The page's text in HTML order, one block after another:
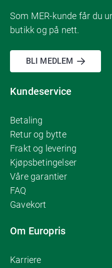
Som MER-kunde får du
butikk og på nett.
BLI MEDLEM
Kundeservice
Betaling
Retur og bytte
Frakt og levering
Kjøpsbetingelser
Våre garantier
FAQ
Gavekort
Om Europris
Karriere